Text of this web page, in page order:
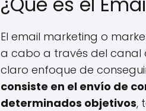
El email marketing o
a cabo a través del canal
claro enfoque de
consiste en el envío de
determinados objetivos,